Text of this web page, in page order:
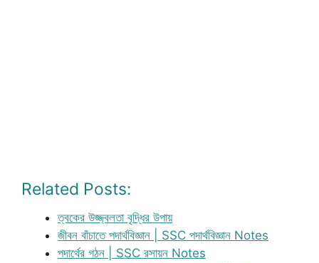
Related Posts:
ত্বকের উজ্জ্বলতা বৃদ্ধির উপায়
জীবন বাঁচাতে পদার্থবিজ্ঞান | SSC পদার্থবিজ্ঞান Notes
পদার্থের গঠন | SSC রসায়ন Notes